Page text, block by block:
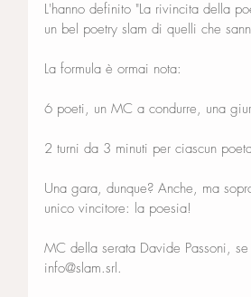
L'hanno definito "La rivincita della
un bel poetry slam di quelli che
La formula è ormai nota:
6 poeti, un MC a condurre, una
2 turni da 3 minuti per ciascun
Una gara, dunque? Anche, ma
unico vincitore: la poesia!
MC della serata Davide Passoni,
info@slam.srl.